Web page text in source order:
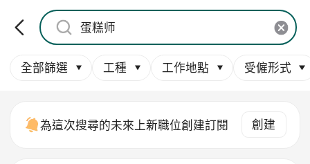
全部篩選 工種 工作地點 受僱形式
為這次搜尋的未來上新職位創建訂閱 創建